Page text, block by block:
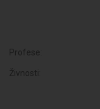
Profese:
Živnosti: